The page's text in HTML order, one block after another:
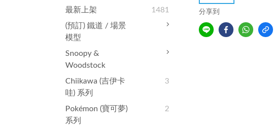
最新上架
1481
(預訂) 鐵道 / 場景
模型
Snoopy &
Woodstock
Chiikawa (吉伊卡
哇) 系列
3
Pokémon (寶可夢)
系列
2
分享到